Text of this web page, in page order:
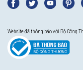
Website đã thông báo với Bộ Công